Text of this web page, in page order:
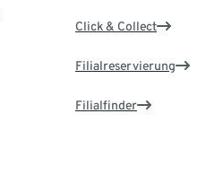
Click & Collect
Filialreservierung
Filialfinder